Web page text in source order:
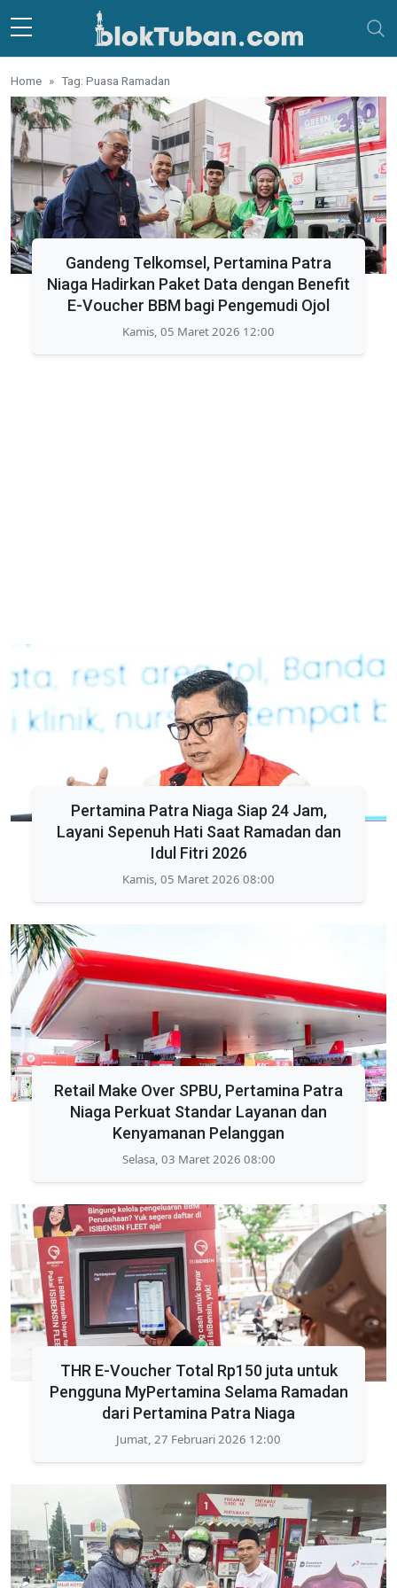
Skip to main content
Home Tag: Puasa Ramadan
Gandeng Telkomsel, Pertamina Patra
Niaga Hadirkan Paket Data dengan Benefit
E-Voucher BBM bagi Pengemudi Ojol
Kamis, 05 Maret 2026 12:00
Pertamina Patra Niaga Siap 24 Jam,
Layani Sepenuh Hati Saat Ramadan dan
Idul Fitri 2026
Kamis, 05 Maret 2026 08:00
Retail Make Over SPBU, Pertamina Patra
Niaga Perkuat Standar Layanan dan
Kenyamanan Pelanggan
Selasa, 03 Maret 2026 08:00
THR E-Voucher Total Rp150 juta untuk
Pengguna MyPertamina Selama Ramadan
dari Pertamina Patra Niaga
Jumat, 27 Februari 2026 12:00